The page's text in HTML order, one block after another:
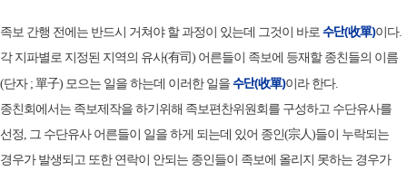
족보 간행 전에는 반드시 거쳐야 할 과정이 있는데 그것이 바로 수단(收單)이다.
각 지파별로 지정된 지역의 유사(有司) 어른들이 족보에 등재할 종친들의 이름
(단자 ; 單子) 모으는 일을 하는데 이러한 일을 수단(收單)이라 한다.
종친회에서는 족보제작을 하기위해 족보편찬위원회를 구성하고 수단유사를
선정, 그 수단유사 어른들이 일을 하게 되는데 있어 종인(宗人)들이 누락되는
경우가 발생되고 또한 연락이 안되는 종인들이 족보에 올리지 못하는 경우가